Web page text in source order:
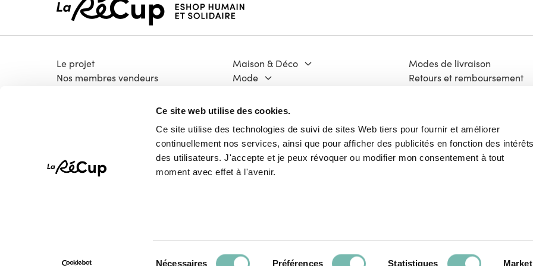
Ce site web utilise des cookies.
Ce site utilise des technologies de suivi de sites Web tiers pour fournir et améliorer
continuellement nos services, ainsi que pour afficher des publicités en fonction des intérêts
des utilisateurs. J'accepte et je peux révoquer ou modifier mon consentement à tout
moment avec effet à l'avenir.
Nécessaires Préférences Statistiques
Le projet
Nos membres vendeurs
Maison & Déco
Mode
Bricolage & Matériaux
Vélos
High-Tech
Pépites
Modes de livraison
Retours et remboursement
Mentions légales
Vie Privée
Charte Cookies
Tous droits réservés © La Récup.be 2026